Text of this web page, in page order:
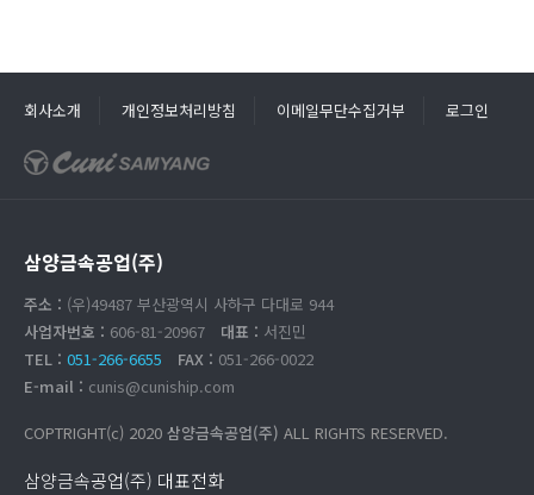
회사소개 개인정보처리방침 이메일무단수집거부 로그인
삼양금속공업(주)
주소 : (우)49487 부산광역시 사하구 다대로 944
사업자번호 : 606-81-20967 대표 : 서진민
TEL : 051-266-6655 FAX : 051-266-0022
E-mail : cunis@cuniship.com
COPTRIGHT(c) 2020 삼양금속공업(주) ALL RIGHTS RESERVED.
삼양금속공업(주) 대표전화